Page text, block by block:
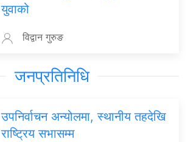
युवाको
विद्वान गुरुङ
जनप्रतिनिधि
उपनिर्वाचन अन्योलमा, स्थानीय तहदेखि
राष्ट्रिय सभासम्म